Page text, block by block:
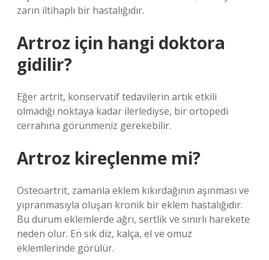
zarın iltihaplı bir hastalığıdır.
Artroz için hangi doktora
gidilir?
Eğer artrit, konservatif tedavilerin artık etkili
olmadığı noktaya kadar ilerlediyse, bir ortopedi
cerrahına görünmeniz gerekebilir.
Artroz kireçlenme mi?
Osteoartrit, zamanla eklem kıkırdağının aşınması ve
yıpranmasıyla oluşan kronik bir eklem hastalığıdır.
Bu durum eklemlerde ağrı, sertlik ve sınırlı harekete
neden olur. En sık diz, kalça, el ve omuz
eklemlerinde görülür.